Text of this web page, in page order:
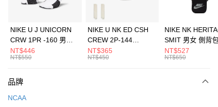
上海商業儲蓄銀行
元大商業銀行
台灣樂天信用卡公司
Apple Pay
全盈+PAY
AFTEE先享後付
【關於「AFTEE先享後付」】
便利好安心！
運送方式
NIKE U J UNICORN
CRW 1PR -160 男女
中統襪 FZ3393100
NT$446
NT$550
NIKE U NK ED CSH
CREW 2P-144
EMBRDY 男女 短統襪
FZ3073133
NT$365
NT$450
NIKE NK
SMIT 男女 側背
BA5871010
NT$527
NT$650
品牌
NCAA